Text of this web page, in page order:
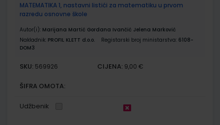
MATEMATIKA 1, nastavni listići za matematiku u prvom
razredu osnovne škole
Autor(i): Marijana Martić Gordana Ivančić Jelena Marković
Nakladnik: PROFIL KLETT d.o.o. Registarski broj ministarstva: 6108-
DOM3
SKU: 569926 CIJENA: 9,00 €
ŠIFRA OMOTA:
Udžbenik